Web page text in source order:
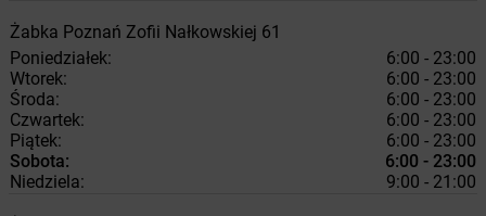
Żabka Poznań Zofii Nałkowskiej 61
Poniedziałek:
6:00 - 23:00
Wtorek:
6:00 - 23:00
Środa:
6:00 - 23:00
Czwartek:
6:00 - 23:00
Piątek:
6:00 - 23:00
Sobota:
6:00 - 23:00
Niedziela:
9:00 - 21:00